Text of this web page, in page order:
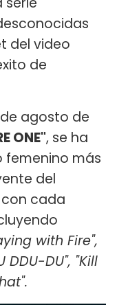
del video
de
de agosto de
ONE", se ha
femenino más
del
cada
with Fire",
DDU-DU", "Kill